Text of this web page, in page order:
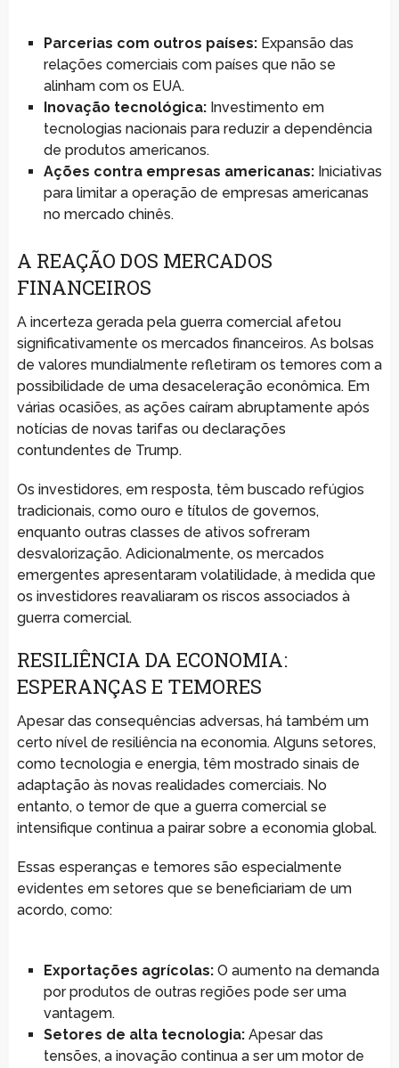
Parcerias com outros países:Expansão das
relações comerciais com países que não se
alinham com os EUA.
Inovação tecnológica:Investimento em
tecnologias nacionais para reduzir a dependência
de produtos americanos.
Ações contra empresas americanas:Iniciativas
para limitar a operação de empresas americanas
no mercado chinês.
A REAÇÃO DOS MERCADOS
FINANCEIROS
A incerteza gerada pela guerra comercial afetou
significativamente os mercados financeiros. As bolsas
de valores mundialmente refletiram os temores com a
possibilidade de uma desaceleração econômica. Em
várias ocasiões, as ações caíram abruptamente após
notícias de novas tarifas ou declarações
contundentes de Trump.
Os investidores, em resposta, têm buscado refúgios
tradicionais, como ouro e títulos de governos,
enquanto outras classes de ativos sofreram
desvalorização. Adicionalmente, os mercados
emergentes apresentaram volatilidade, à medida que
os investidores reavaliaram os riscos associados à
guerra comercial.
RESILIÊNCIA DA ECONOMIA:
ESPERANÇAS E TEMORES
Apesar das consequências adversas, há também um
certo nível de resiliência na economia. Alguns setores,
como tecnologia e energia, têm mostrado sinais de
adaptação às novas realidades comerciais. No
entanto, o temor de que a guerra comercial se
intensifique continua a pairar sobre a economia global.
Essas esperanças e temores são especialmente
evidentes em setores que se beneficiariam de um
acordo, como:
Exportações agrícolas:O aumento na demanda
por produtos de outras regiões pode ser uma
vantagem.
Setores de alta tecnologia:Apesar das
tensões, a inovação continua a ser um motor de